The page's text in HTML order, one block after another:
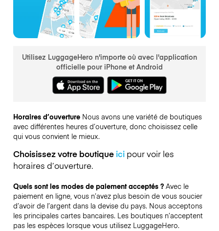
Utilisez LuggageHero n'importe où avec l'application
officielle pour iPhone et Android
Horaires d’ouverture Nous avons une variété de boutiques
avec différentes heures d’ouverture, donc choisissez celle
qui vous convient le mieux.
Choisissez votre boutique icipour voir les
horaires d’ouverture.
Quels sont les modes de paiement acceptés ? Avec le
paiement en ligne, vous n’avez plus besoin de vous soucier
d’avoir de l’argent dans la devise du pays. Nous acceptons
les principales cartes bancaires. Les boutiques n’acceptent
pas les espèces lorsque vous utilisez LuggageHero.